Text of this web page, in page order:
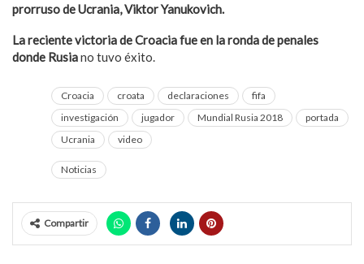
prorruso de Ucrania, Viktor Yanukovich.
La reciente victoria de Croacia fue en la ronda de penales
donde Rusiano tuvo éxito.
Croacia croata declaraciones
fifa
investigación
jugador Mundial Rusia 2018
portada
Ucrania
video
Noticias
Compartir